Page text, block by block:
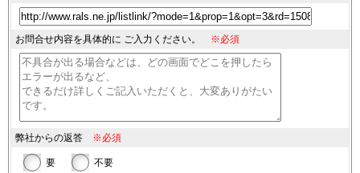
お問合せ内容を具体的に ご入力ください。 ※必須
弊社からの返答 ※必須
要 不要